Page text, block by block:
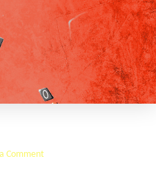
Comment